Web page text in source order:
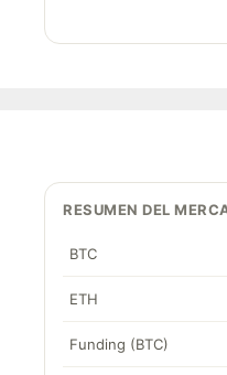
RESUMEN DEL
BTC
ETH
Funding (BTC)